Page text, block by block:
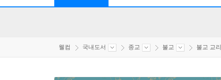
웰컴 국내도서 종교 불교 불교 교